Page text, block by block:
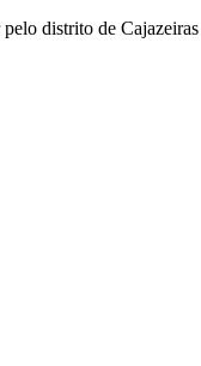
distrito de